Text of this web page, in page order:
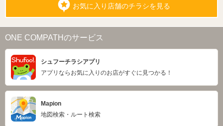
お気に入り店舗のチラシを見る
ONE COMPATHのサービス
シュフーチラシアプリ
アプリならお気に入りのお店がすぐに見つかる！
Mapion
地図検索・ルート検索